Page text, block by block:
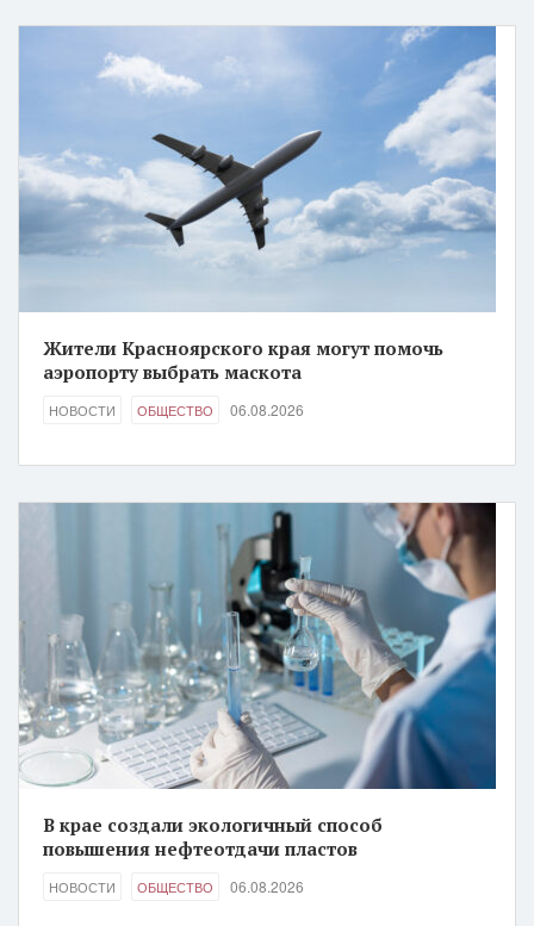
Жители Красноярского края могут помочь
аэропорту выбрать маскота
НОВОСТИ ОБЩЕСТВО 06.08.2026
В крае создали экологичный способ
повышения нефтеотдачи пластов
НОВОСТИ ОБЩЕСТВО 06.08.2026